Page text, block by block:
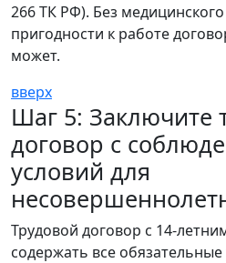
266 ТК РФ). Без
пригодности к работе
может.
вверх
Шаг 5: Заключите
договор с
условий для
Трудовой договор с 14-
содержать все